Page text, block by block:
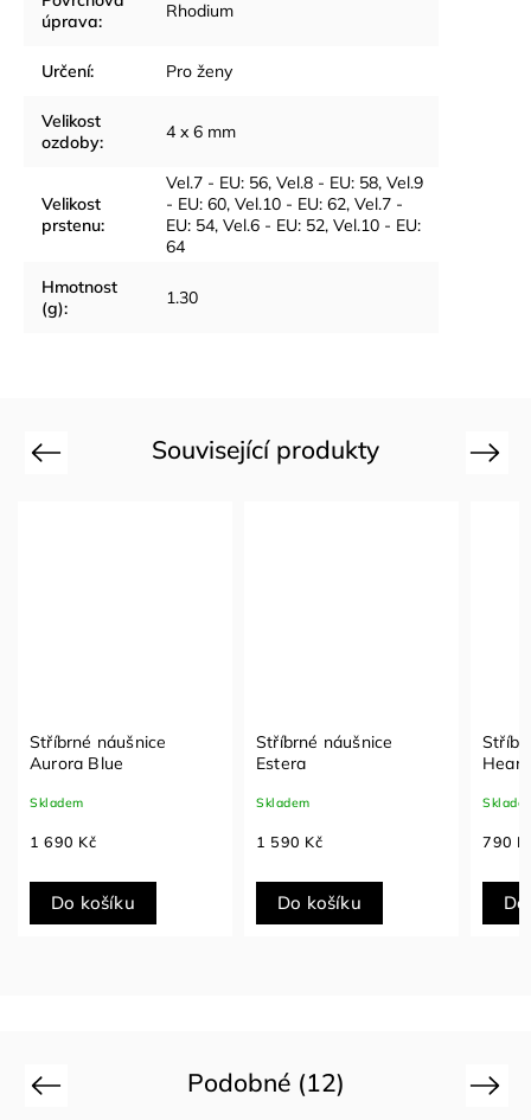
úprava: Rhodium
Určení: Pro ženy
Velikost
ozdoby: 4 x 6 mm
Velikost
prstenu:
Vel.7 - EU: 56, Vel.8 - EU: 58, Vel.9
- EU: 60, Vel.10 - EU: 62, Vel.7 -
EU: 54, Vel.6 - EU: 52, Vel.10 - EU:
64
Hmotnost
(g): 1.30
Související produkty
Previous
Stříbrné náušnice
Aurora Blue
Skladem
1 690 Kč
Do košíku
Stříbrné náušnice
Estera
Skladem
1 590 Kč
Do košíku
Heart
790
Next
Podobné (12)
Previous Next